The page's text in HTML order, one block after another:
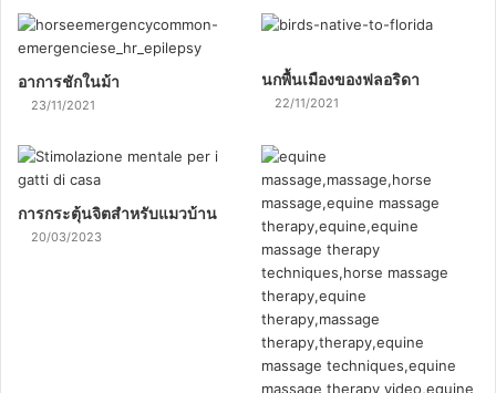
อาการชักในม้า
23/11/2021
นกพื้นเมืองของฟลอริดา
22/11/2021
การกระตุ้นจิตสำหรับแมวบ้าน
20/03/2023